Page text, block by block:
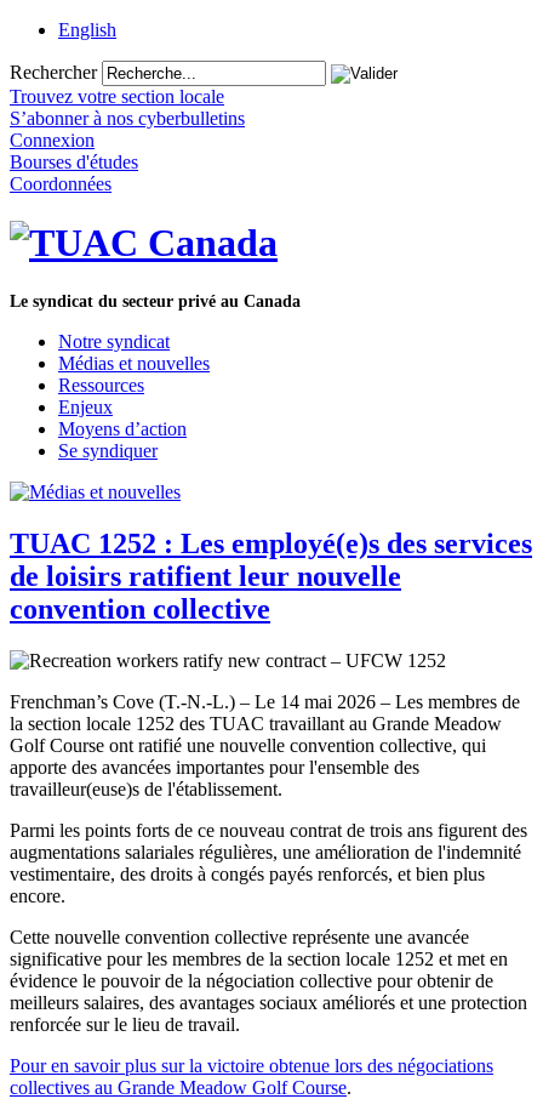
English
Rechercher
Trouvez votre section locale
S’abonner à nos cyberbulletins
Connexion
Bourses d'études
Coordonnées
Le syndicat du secteur privé au Canada
Notre syndicat
Médias et nouvelles
Ressources
Enjeux
Moyens d’action
Se syndiquer
TUAC 1252 : Les employé(e)s des services
de loisirs ratifient leur nouvelle
convention collective
Frenchman’s Cove (T.-N.-L.) – Le 14 mai 2026 – Les membres de
la section locale 1252 des TUAC travaillant au Grande Meadow
Golf Course ont ratifié une nouvelle convention collective, qui
apporte des avancées importantes pour l'ensemble des
travailleur(euse)s de l'établissement.
Parmi les points forts de ce nouveau contrat de trois ans figurent des
augmentations salariales régulières, une amélioration de l'indemnité
vestimentaire, des droits à congés payés renforcés, et bien plus
encore.
Cette nouvelle convention collective représente une avancée
significative pour les membres de la section locale 1252 et met en
évidence le pouvoir de la négociation collective pour obtenir de
meilleurs salaires, des avantages sociaux améliorés et une protection
renforcée sur le lieu de travail.
Pour en savoir plus sur la victoire obtenue lors des négociations
collectives au Grande Meadow Golf Course.